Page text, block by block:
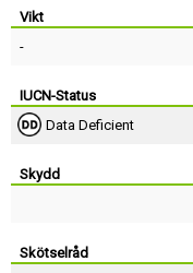
Vikt
-
IUCN-Status
Data Deficient
Skydd
Skötselråd